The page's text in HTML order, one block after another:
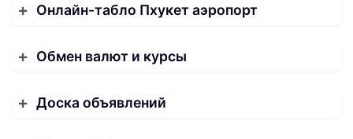
Онлайн-табло Пхукет аэропорт
Обмен валют и курсы
Доска объявлений